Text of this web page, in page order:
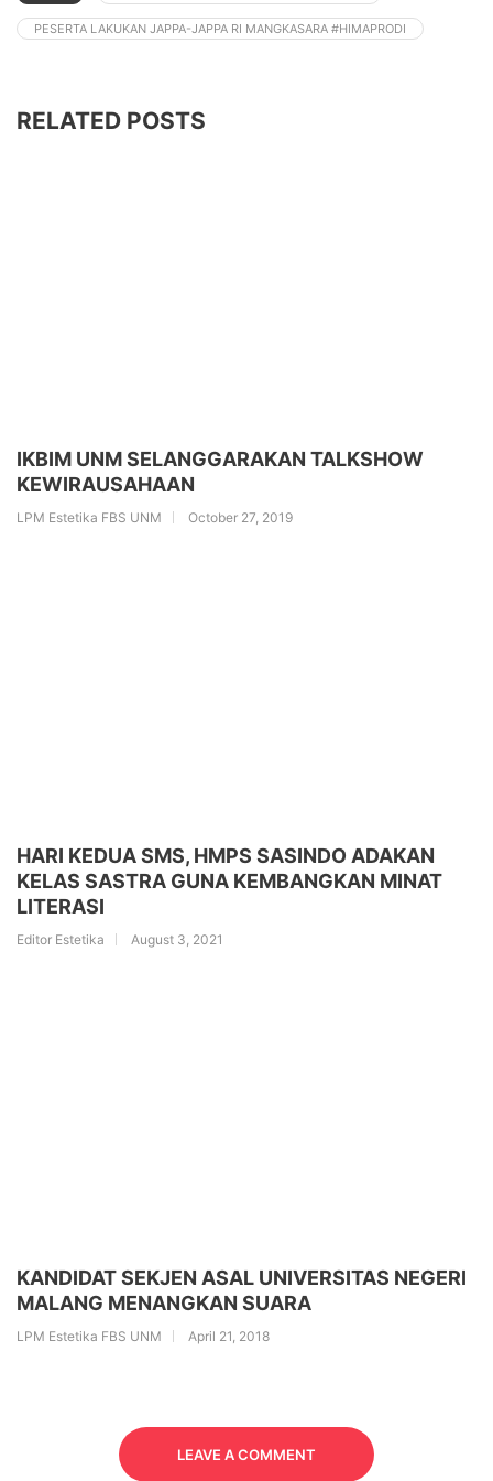
PESERTA LAKUKAN JAPPA-JAPPA RI MANGKASARA #HIMAPRODI
RELATED POSTS
IKBIM UNM SELANGGARAKAN TALKSHOW
KEWIRAUSAHAAN
LPM Estetika FBS UNM October 27, 2019
HARI KEDUA SMS, HMPS SASINDO ADAKAN
KELAS SASTRA GUNA KEMBANGKAN MINAT
LITERASI
Editor Estetika August 3, 2021
KANDIDAT SEKJEN ASAL UNIVERSITAS NEGERI
MALANG MENANGKAN SUARA
LPM Estetika FBS UNM April 21, 2018
LEAVE A COMMENT